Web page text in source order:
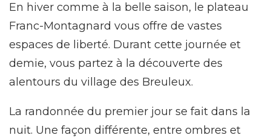
En hiver comme à la belle saison, le plateau
Franc-Montagnard vous offre de vastes
espaces de liberté. Durant cette journée et
demie, vous partez à la découverte des
alentours du village des Breuleux.
La randonnée du premier jour se fait dans la
nuit. Une façon différente, entre ombres et